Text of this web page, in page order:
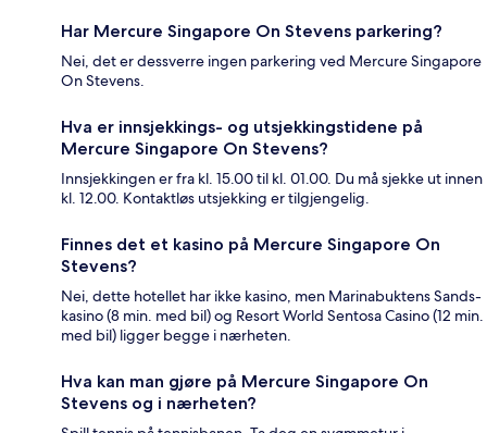
Har Mercure Singapore On Stevens parkering?
Nei, det er dessverre ingen parkering ved Mercure Singapore
On Stevens.
Hva er innsjekkings- og utsjekkingstidene på
Mercure Singapore On Stevens?
Innsjekkingen er fra kl. 15.00 til kl. 01.00. Du må sjekke ut innen
kl. 12.00. Kontaktløs utsjekking er tilgjengelig.
Finnes det et kasino på Mercure Singapore On
Stevens?
Nei, dette hotellet har ikke kasino, men Marinabuktens Sands-
kasino (8 min. med bil) og Resort World Sentosa Casino (12 min.
med bil) ligger begge i nærheten.
Hva kan man gjøre på Mercure Singapore On
Stevens og i nærheten?